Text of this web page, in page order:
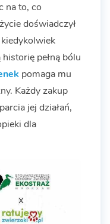
na to, co
doświadczył
pełną bólu
pomaga mu
Każdy zakup
jej działań,
dla